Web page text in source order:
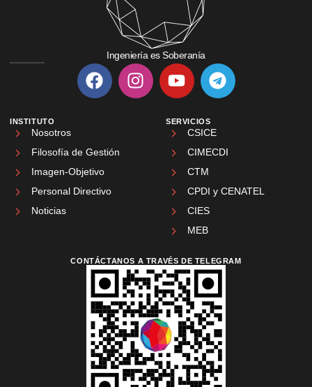
Ingeniería es Soberanía
INSTITUTO
Nosotros
Filosofía de Gestión
Imagen-Objetivo
Personal Directivo
Noticias
SERVICIOS
CSICE
CIMECDI
CTM
CPDI y CENATEL
CIES
MEB
CONTÁCTANOS A TRAVÉS DE TELEGRAM